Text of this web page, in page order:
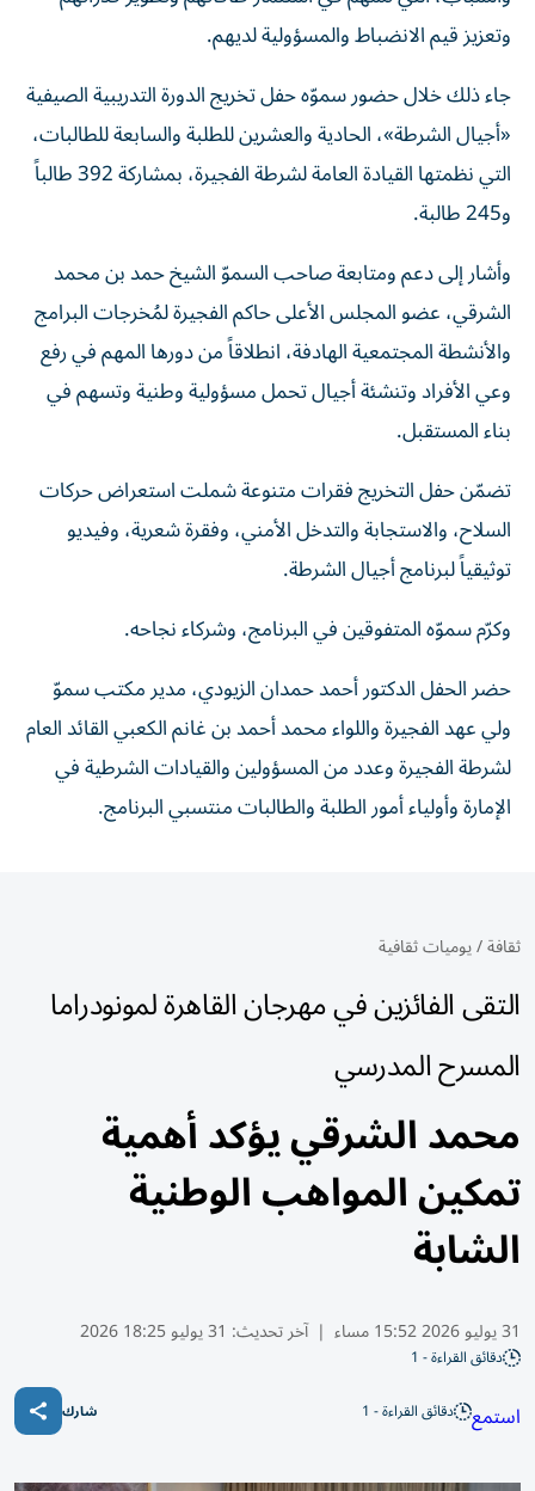
وتعزيز قيم الانضباط والمسؤولية لديهم.
جاء ذلك خلال حضور سموّه حفل تخريج الدورة التدريبية الصيفية
«أجيال الشرطة»، الحادية والعشرين للطلبة والسابعة للطالبات،
التي نظمتها القيادة العامة لشرطة الفجيرة، بمشاركة 392 طالباً
و245 طالبة.
وأشار إلى دعم ومتابعة صاحب السموّ الشيخ حمد بن محمد
الشرقي، عضو المجلس الأعلى حاكم الفجيرة لمُخرجات البرامج
والأنشطة المجتمعية الهادفة، انطلاقاً من دورها المهم في رفع
وعي الأفراد وتنشئة أجيال تحمل مسؤولية وطنية وتسهم في
بناء المستقبل.
تضمّن حفل التخريج فقرات متنوعة شملت استعراض حركات
السلاح، والاستجابة والتدخل الأمني، وفقرة شعرية، وفيديو
توثيقياً لبرنامج أجيال الشرطة.
وكرّم سموّه المتفوقين في البرنامج، وشركاء نجاحه.
حضر الحفل الدكتور أحمد حمدان الزيودي، مدير مكتب سموّ
ولي عهد الفجيرة واللواء محمد أحمد بن غانم الكعبي القائد العام
لشرطة الفجيرة وعدد من المسؤولين والقيادات الشرطية في
الإمارة وأولياء أمور الطلبة والطالبات منتسبي البرنامج.
ثقافة/يوميات ثقافية
التقى الفائزين في مهرجان القاهرة لمونودراما
المسرح المدرسي
محمد الشرقي يؤكد أهمية
تمكين المواهب الوطنية
الشابة
31 يوليو 2026 15:52 مساء | آخر تحديث: 31 يوليو 18:25 2026
دقائق القراءة - 1
استمع دقائق القراءة - 1 شارك